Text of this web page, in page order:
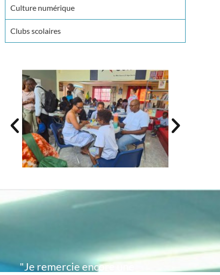
Culture numérique
Clubs scolaires
"Je remercie encore une